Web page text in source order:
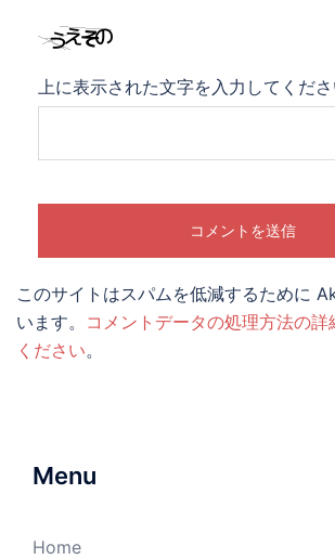
上に表示された文字を入力してくださ
このサイトはスパムを低減するために
います。 コメントデータの処理方法の
ください。
Menu
Home